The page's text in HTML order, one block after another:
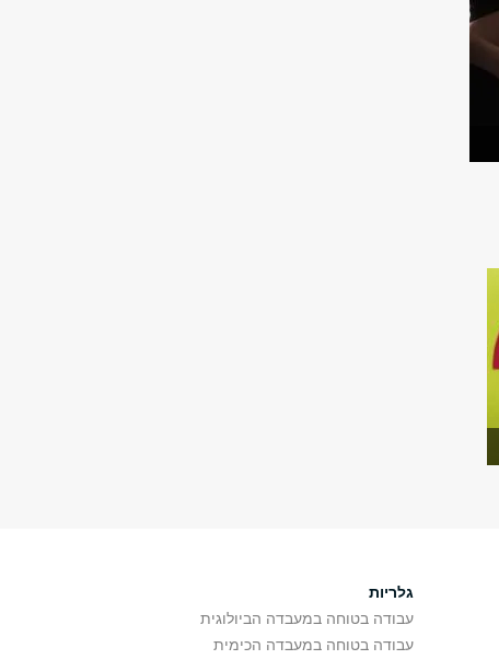
גלריות
עבודה בטוחה במעבדה הביולוגית
עבודה בטוחה במעבדה הכימית